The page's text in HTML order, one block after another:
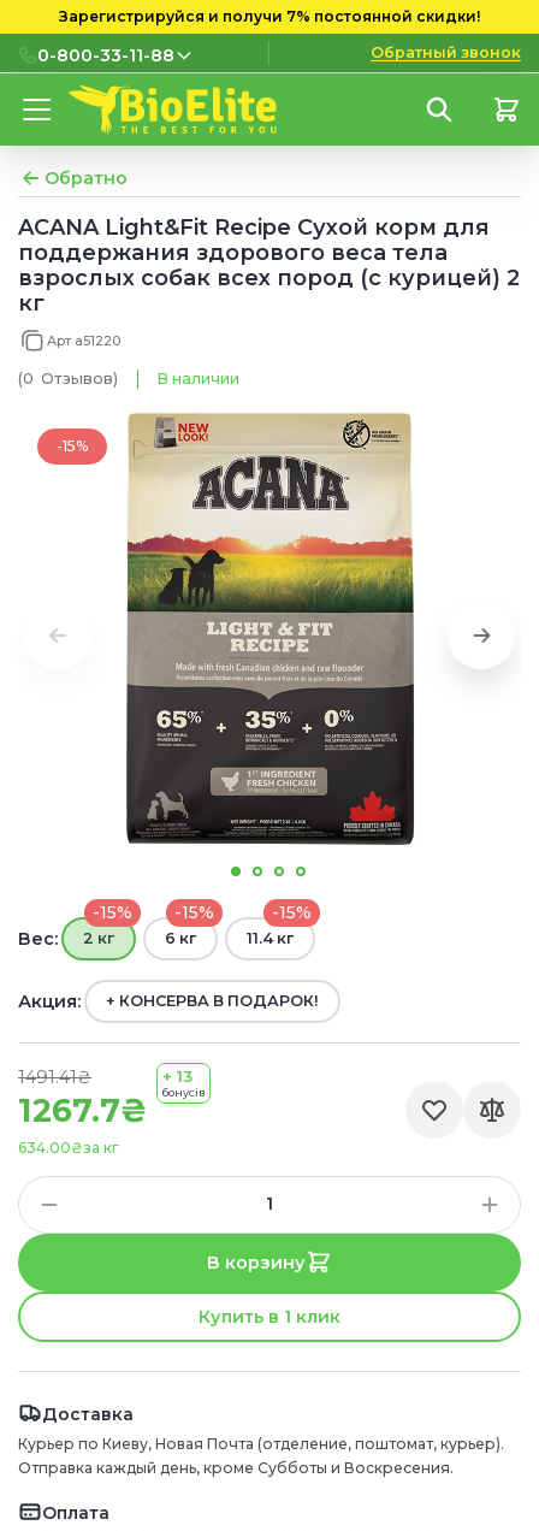
Зарегистрируйся и получи 7% постоянной скидки!
0-800-33-11-88
0-800-33-11-88
мобильных номеров
(097) 133 11 88
(095) 133 11 88
(073) 133 11 88
Обратный звонок
Обратно
ACANA Light&Fit Recipe Сухой корм для
поддержания здорового веса тела
взрослых собак всех пород (с курицей) 2
кг
Арт a51220
(0 Отзывов) В наличии
-15%
1267.7₴
1491.41₴
за кг
634.00₴
+ 13
бонусів
Вес:
-15%
2 кг
-15%
6 кг
-15%
11.4 кг
Акция: + КОНСЕРВА В ПОДАРОК!
В корзину
Купить в 1 клик
Доставка
Курьер по Киеву, Новая Почта (отделение, поштомат, курьер).
Отправка каждый день, кроме Субботы и Воскресения.
Оплата